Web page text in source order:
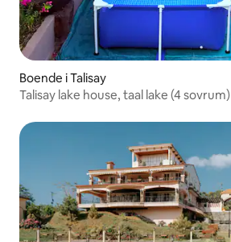
Boende i Talisay
Talisay lake house, taal lake (4 sovrum)